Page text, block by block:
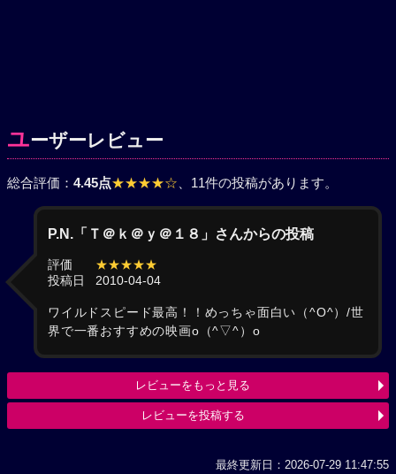
ユーザーレビュー
総合評価： 4.45点★★★★☆ 、11件の投稿があります。
P.N.「Ｔ＠ｋ＠ｙ＠１８」さんからの投稿
評価
★★★★★
投稿日
2010-04-04
ワイルドスピード最高！！めっちゃ面白い（^O^）/世
界で一番おすすめの映画o（^▽^）o
レビューをもっと見る
レビューを投稿する
最終更新日：2026-07-29 11:47:55